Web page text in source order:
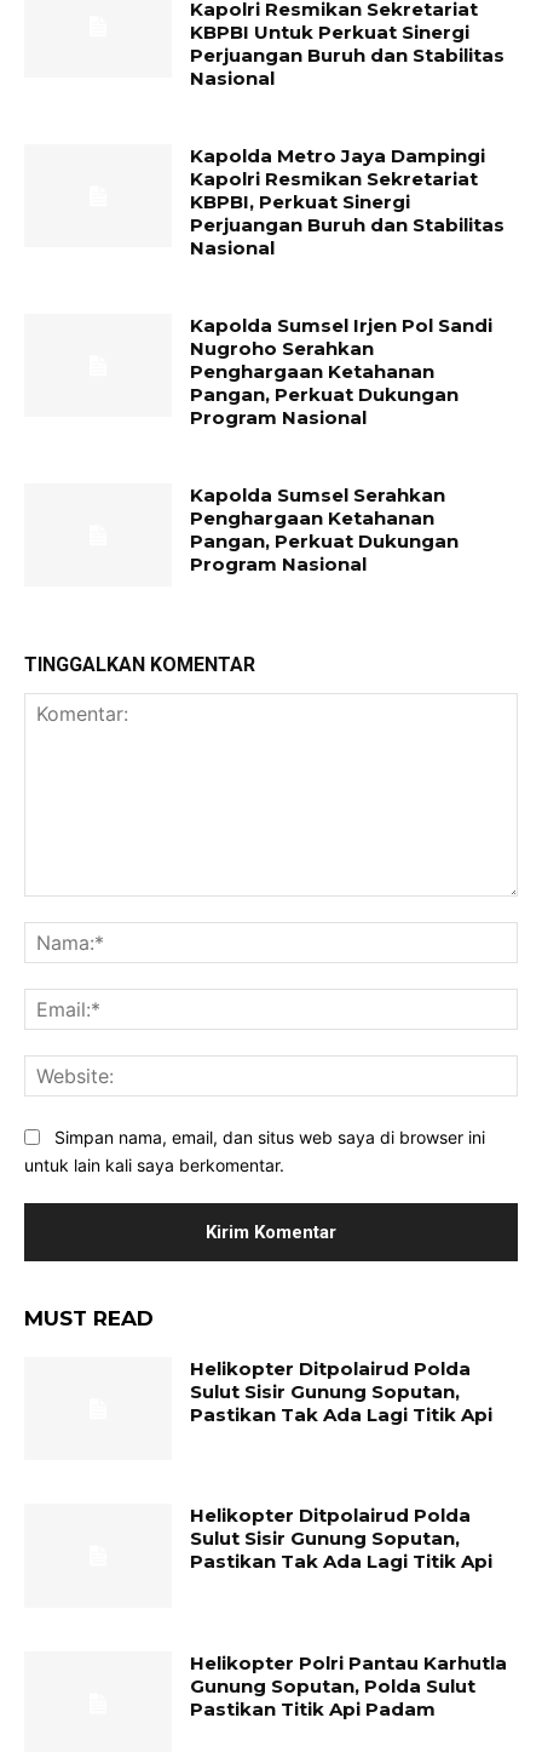
Kapolri Resmikan Sekretariat
KBPBI Untuk Perkuat Sinergi
Perjuangan Buruh dan Stabilitas
Nasional
Kapolda Metro Jaya Dampingi
Kapolri Resmikan Sekretariat
KBPBI, Perkuat Sinergi
Perjuangan Buruh dan Stabilitas
Nasional
Kapolda Sumsel Irjen Pol Sandi
Nugroho Serahkan
Penghargaan Ketahanan
Pangan, Perkuat Dukungan
Program Nasional
Kapolda Sumsel Serahkan
Penghargaan Ketahanan
Pangan, Perkuat Dukungan
Program Nasional
TINGGALKAN KOMENTAR
Simpan nama, email, dan situs web saya di browser ini
untuk lain kali saya berkomentar.
MUST READ
Helikopter Ditpolairud Polda
Sulut Sisir Gunung Soputan,
Pastikan Tak Ada Lagi Titik Api
Helikopter Ditpolairud Polda
Sulut Sisir Gunung Soputan,
Pastikan Tak Ada Lagi Titik Api
Helikopter Polri Pantau Karhutla
Gunung Soputan, Polda Sulut
Pastikan Titik Api Padam